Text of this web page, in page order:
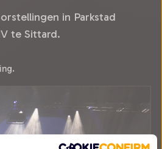
in Parkstad
te Sittard.